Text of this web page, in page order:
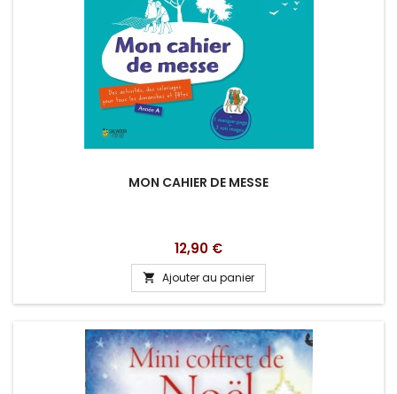
MON CAHIER DE MESSE
Prix
12,90 €
 Ajouter au panier